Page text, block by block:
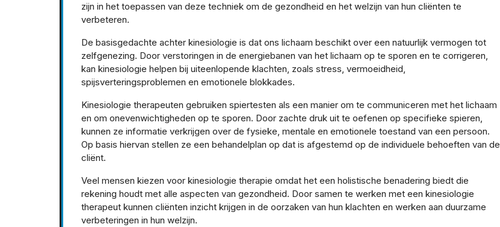
zijn in het toepassen van deze techniek om de gezondheid en het welzijn van hun cliënten te
verbeteren.
De basisgedachte achter kinesiologie is dat ons lichaam beschikt over een natuurlijk vermogen tot
zelfgenezing. Door verstoringen in de energiebanen van het lichaam op te sporen en te corrigeren,
kan kinesiologie helpen bij uiteenlopende klachten, zoals stress, vermoeidheid,
spijsverteringsproblemen en emotionele blokkades.
Kinesiologie therapeuten gebruiken spiertesten als een manier om te communiceren met het lichaam
en om onevenwichtigheden op te sporen. Door zachte druk uit te oefenen op specifieke spieren,
kunnen ze informatie verkrijgen over de fysieke, mentale en emotionele toestand van een persoon.
Op basis hiervan stellen ze een behandelplan op dat is afgestemd op de individuele behoeften van de
cliënt.
Veel mensen kiezen voor kinesiologie therapie omdat het een holistische benadering biedt die
rekening houdt met alle aspecten van gezondheid. Door samen te werken met een kinesiologie
therapeut kunnen cliënten inzicht krijgen in de oorzaken van hun klachten en werken aan duurzame
verbeteringen in hun welzijn.